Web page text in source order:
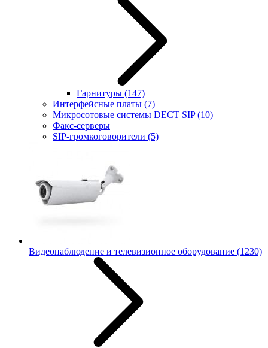
Гарнитуры (147)
Интерфейсные платы (7)
Микросотовые системы DECT SIP(10)
Факс-серверы
SIP-громкоговорители (5)
Видеонаблюдение и телевизионное оборудование (1230)